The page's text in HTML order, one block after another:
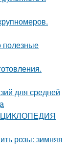
для средней
розы: зимняя